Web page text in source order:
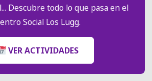
Descubre todo lo que pasa en el
Social Los Lugg.
VER ACTIVIDADES